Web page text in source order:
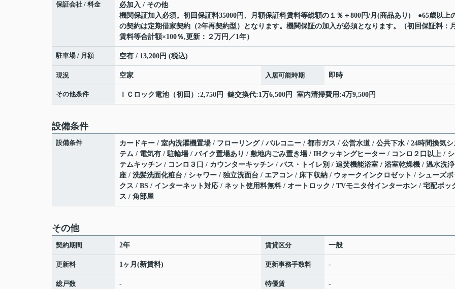
保証会社 / 料金
必加入 / その他
機関保証加入必須。初回保証料35000円、月額保証料賃料等総額の１％＋800円/月(商品あり) ●65歳以上
の契約は定期借家契約（2年再契約型）となります。機関保証の加入が必須となります。（初回保証料：
賃料等合計額×100％,更新：２万円／1年）
駐車場 / 月額 空有 / 13,200円 (税込)
現況 空家 入居可能時期 即時
その他条件 ＩＣロック電池（初回）:2,750円 鍵交換代:1万6,500円 室内清掃費用:4万9,500円
設備条件
設備条件
カードキー / 室内洗濯機置場 / フローリング / バルコニー / 都市ガス / 公営水道 / 公共下水 / 24時間換気シ
テム / 電気有 / 駐輪場 / バイク置場あり / 敷地内ごみ置き場 / IHクッキングヒーター / コンロ２口以上 /
テムキッチン / コンロ３口 / カウンターキッチン / バス・トイレ別 / 追焚機能浴室 / 浴室乾燥機 / 温水洗
座 / 洗髪洗面化粧台 / シャワー / 独立洗面台 / エアコン / 床下収納 / ウォークインクロゼット / シューズボ
クス / BS / インターネット対応 / ネット使用料無料 / オートロック / TVモニタ付インターホン / 宅配ボッ
ス / 角部屋
その他
契約期間 2年 賃貸区分 一般
更新料 1ヶ月(新賃料) 更新事務手数料 -
総戸数 - 特優賃 -